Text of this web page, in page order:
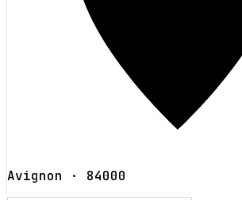
Avignon · 84000